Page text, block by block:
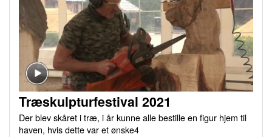
Træskulpturfestival 2021
Der blev skåret i træ, i år kunne alle bestille en figur hjem til
haven, hvis dette var et ønske4